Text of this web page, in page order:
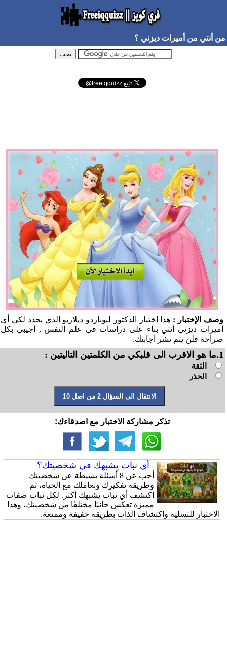
من أنتي من أميرات ديزني ؟
وصف الإختبار : هذا اختبار الدكتور ليوناردو ديلاريو الذي يحدد لكي أي
أميرات ديزني أنتي بناء على دراسات في علم النفس , أجيبي بكل
صراحة فلن يتم نشر اجابتك.
1.ما هو الاقرب الى قلبكي من الكلمتين التاليتين :
الثقة
الحذر
تذكر مشاركة الاختبار مع اصدقاءك!
أي نبات يشبهك في شخصيتك؟
أجب عن 8 أسئلة بسيطة عن شخصيتك
وطريقة تفكيرك وتعاملك مع الحياة، ثم
اكتشف أي نبات يشبهك أكثر. لكل نبات صفات
مميزة تعكس جانبًا مختلفًا من شخصيتك، وهذا
الاختبار للتسلية واكتشاف الذات بطريقة خفيفة وممتعة.